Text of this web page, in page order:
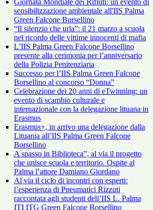
Giornata Mondiale dei Rifiuti: un evento di
sensibilizzazione ambientale all'IIS Palma
Green Falcone Borsellino
“Il silenzio che urla”: il 21 marzo a scuola
nel ricordo delle vittime innocenti di mafia
L’IIS Palma Green Falcone Borsellino
presente alla cerimonia per l’anniversario
della Polizia Penitenziaria
Successo per l’IIS Palma Green Falcone
Borsellino al concorso “Donna”
Celebrazione dei 20 anni di eTwinning: un
evento di scambio culturale e
internazionale con la delegazione lituana in
Erasmus
Erasmus+, in arrivo una delegazione dalla
Lituania all’IIS Palma Green Falcone
Borsellino
A spasso in Biblioteca”, al via il progetto
che unisce scuola e territorio. Ospite al
Palma l’attore Damiano Giordano
Al via il ciclo di incontri con esperti:
l’esperienza di Pneumatici Rizzuti
raccontata agli studenti dell’IIS L. Palma
ITI ITG Green Falcone Borsellino